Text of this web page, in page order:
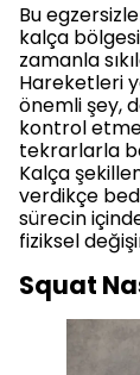
Bu
kalça
zamanla
Hareketleri
önemli şey,
kontrol
tekrarlarla
Kalça
verdikçe
sürecin
fiziksel
Squat